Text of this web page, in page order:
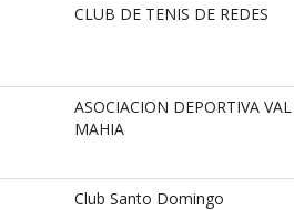
CLUB DE TENIS DE REDES
ASOCIACION DEPORTIVA
MAHIA
Club Santo Domingo